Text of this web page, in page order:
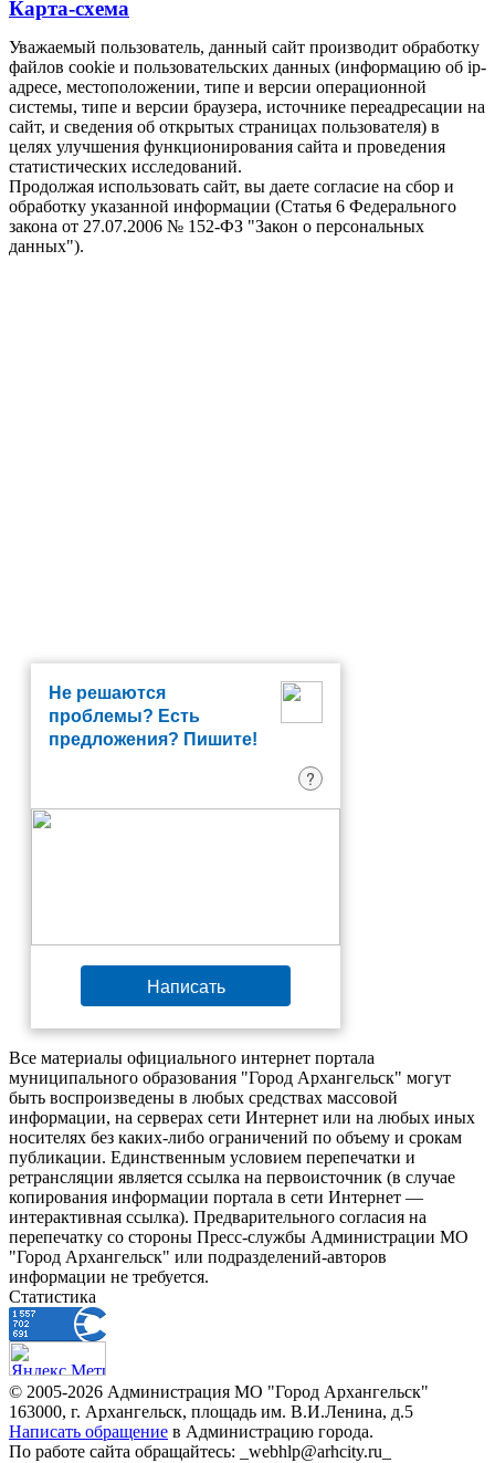
Карта-схема
Уважаемый пользователь, данный сайт производит обработку
файлов cookie и пользовательских данных (информацию об ip-
адресе, местоположении, типе и версии операционной
системы, типе и версии браузера, источнике переадресации на
сайт, и сведения об открытых страницах пользователя) в
целях улучшения функционирования сайта и проведения
статистических исследований.
Продолжая использовать сайт, вы даете согласие на сбор и
обработку указанной информации (Статья 6 Федерального
закона от 27.07.2006 № 152-ФЗ "Закон о персональных
данных").
Не решаются
проблемы? Есть
предложения? Пишите!
?
Написать
Все материалы официального интернет портала
муниципального образования "Город Архангельск" могут
быть воспроизведены в любых средствах массовой
информации, на серверах сети Интернет или на любых иных
носителях без каких-либо ограничений по объему и срокам
публикации. Единственным условием перепечатки и
ретрансляции является ссылка на первоисточник (в случае
копирования информации портала в сети Интернет —
интерактивная ссылка). Предварительного согласия на
перепечатку со стороны Пресс-службы Администрации МО
"Город Архангельск" или подразделений-авторов
информации не требуется.
Статистика
© 2005-2026 Администрация МО "Город Архангельск"
163000, г. Архангельск, площадь им. В.И.Ленина, д.5
Написать обращение в Администрацию города.
По работе сайта обращайтесь: _webhlp@arhcity.ru_